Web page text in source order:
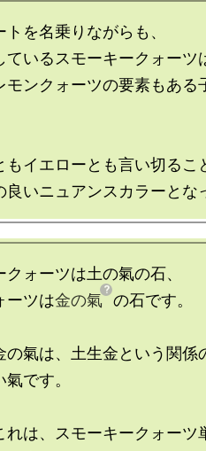
を名乗りながらも、
ているスモーキークォーツ
モンクォーツの要素もある
もイエローとも言い切るこ
クォーツは土の氣の石、
ーツは金の氣 の石です。
の氣は、土生金という関係
です。
れは、スモーキークォーツ